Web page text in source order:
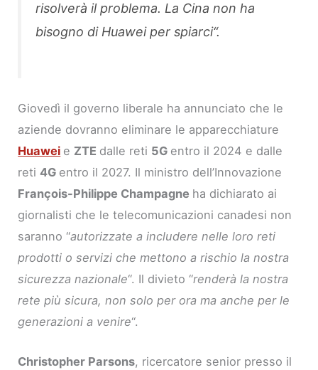
risolverà il problema. La Cina non ha
bisogno di Huawei per spiarci“.
Giovedì il governo liberale ha annunciato che le
aziende dovranno eliminare le apparecchiature
Huawei e ZTE dalle reti 5G entro il 2024 e dalle
reti4G entro il 2027. Il ministro dell’Innovazione
François-Philippe Champagne ha dichiarato ai
giornalisti che le telecomunicazioni canadesi non
saranno “autorizzate a includere nelle loro reti
prodotti o servizi che mettono a rischio la nostra
sicurezza nazionale“. Il divieto “renderà la nostra
rete più sicura, non solo per ora ma anche per le
generazioni a venire“.
Christopher Parsons, ricercatore senior presso il